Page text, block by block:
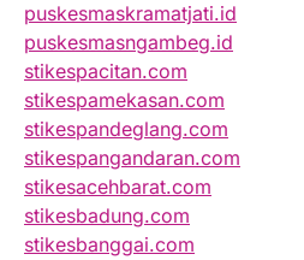
puskesmaskramatjati.id
puskesmasngambeg.id
stikespacitan.com
stikespamekasan.com
stikespandeglang.com
stikespangandaran.com
stikesacehbarat.com
stikesbadung.com
stikesbanggai.com